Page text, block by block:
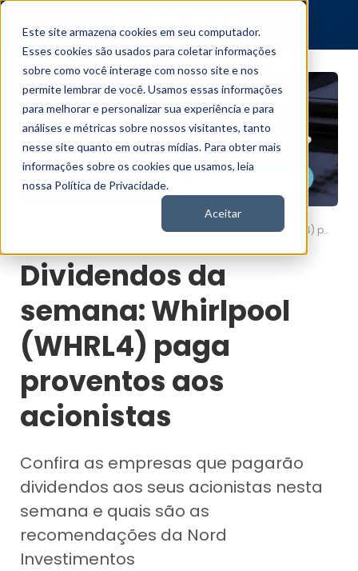
Este site armazena cookies em seu computador.
Esses cookies são usados para coletar informações
sobre como você interage com nosso site e nos
permite lembrar de você. Usamos essas informações
para melhorar e personalizar sua experiência e para
análises e métricas sobre nossos visitantes, tanto
nesse site quanto em outras mídias. Para obter mais
informações sobre os cookies que usamos, leia
nossa Política de Privacidade.
Aceitar
Dividendos da semana: Whirlpool (WHRL4) paga proventos aos acionistas
Dividendos da
semana: Whirlpool
(WHRL4) paga
proventos aos
acionistas
Confira as empresas que pagarão
dividendos aos seus acionistas nesta
semana e quais são as
recomendações da Nord
Investimentos